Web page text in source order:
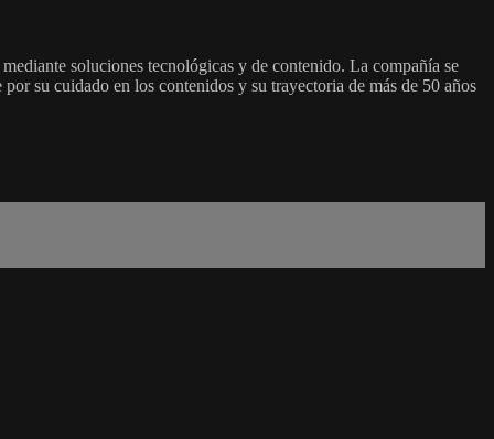
soluciones tecnológicas y de contenido. La compañía se
su cuidado en los contenidos y su trayectoria de más de 50 años